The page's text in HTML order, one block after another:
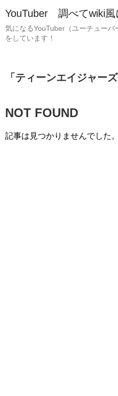
YouTuber 調べてwiki風
気になるYouTuber（ユーチュー
をしています！
「 ティーンエイジャー
NOT FOUND
記事は見つかりませんでした。